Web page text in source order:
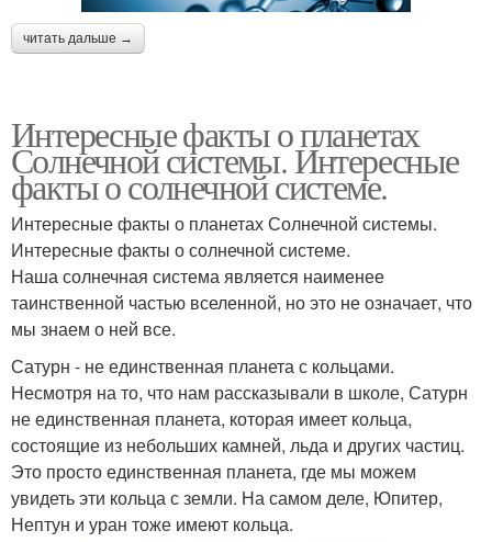
читать дальше →
Интересные факты о планетах
Солнечной системы. Интересные
факты о солнечной системе.
Интересные факты о планетах Солнечной системы.
Интересные факты о солнечной системе.
Наша солнечная система является наименее
таинственной частью вселенной, но это не означает, что
мы знаем о ней все.
Сатурн - не единственная планета с кольцами.
Несмотря на то, что нам рассказывали в школе, Сатурн
не единственная планета, которая имеет кольца,
состоящие из небольших камней, льда и других частиц.
Это просто единственная планета, где мы можем
увидеть эти кольца с земли. На самом деле, Юпитер,
Нептун и уран тоже имеют кольца.